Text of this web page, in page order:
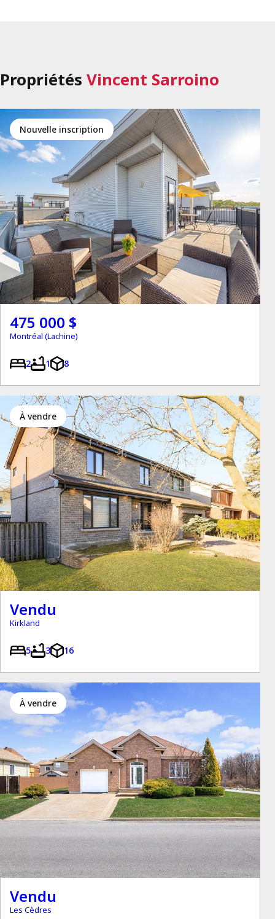
Propriétés Vincent Sarroino
Nouvelle inscription
475 000 $
Montréal (Lachine)
2 1 8
à vendre
Vendu
Kirkland
5 3 16
à vendre
Vendu
Les Cèdres